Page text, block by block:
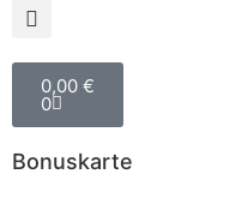
0,00 €
0
Bonuskarte